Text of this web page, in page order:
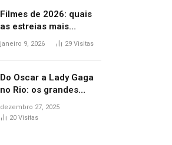
Filmes de 2026: quais
as estreias mais
aguardadas do ano?
janeiro 9, 2026 29 Visitas
Do Oscar a Lady Gaga
no Rio: os grandes
marcos da cultura em
2025
dezembro 27, 2025
20 Visitas